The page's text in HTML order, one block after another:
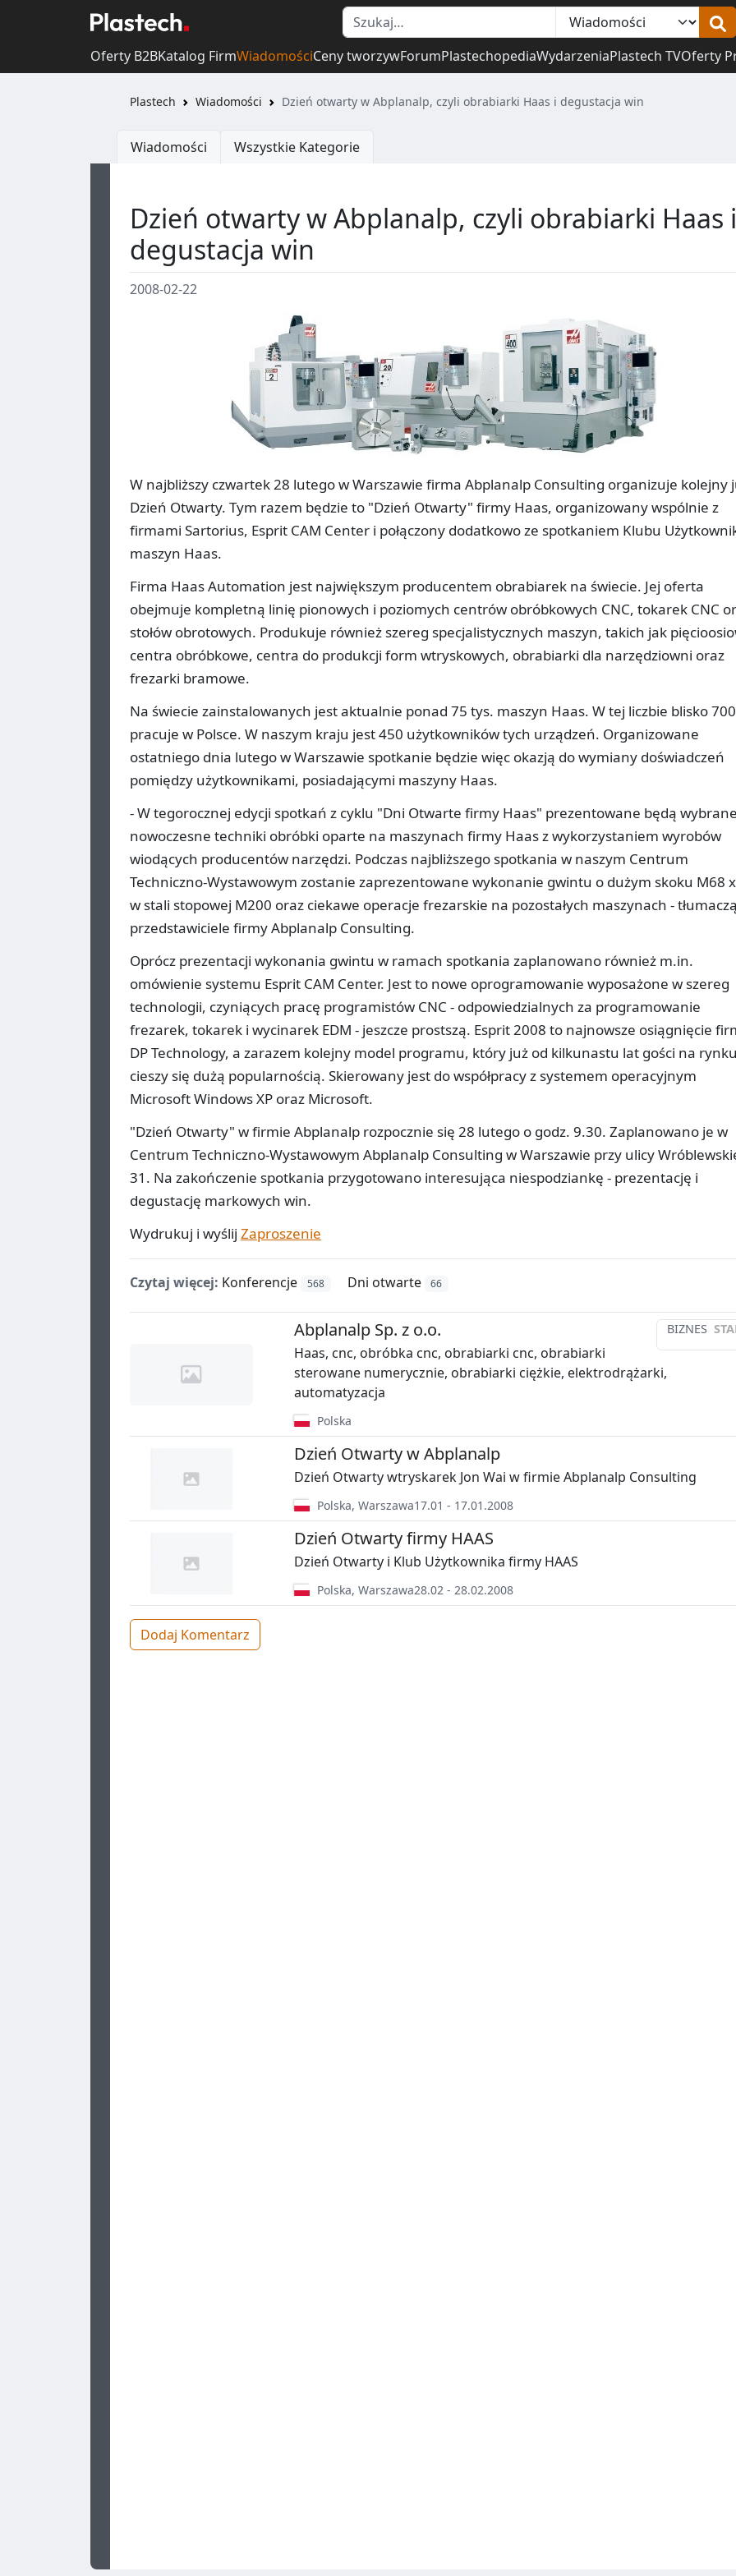
Oferty B2BKatalog FirmWiadomościCeny tworzywForumPlastechopediaWydarzeniaPlastech TVOferty
Plastech Wiadomości Dzień otwarty w Abplanalp, czyli obrabiarki Haas i degustacja win
Wiadomości Wszystkie Kategorie
Dzień otwarty w Abplanalp, czyli obrabiarki Haas i
degustacja win
2008-02-22
W najbliższy czwartek 28 lutego w Warszawie firma Abplanalp Consulting organizuje kolejny
Dzień Otwarty. Tym razem będzie to "Dzień Otwarty" firmy Haas, organizowany wspólnie z
firmami Sartorius, Esprit CAM Center i połączony dodatkowo ze spotkaniem Klubu
maszyn Haas.
Firma Haas Automation jest największym producentem obrabiarek na świecie. Jej oferta
obejmuje kompletną linię pionowych i poziomych centrów obróbkowych CNC, tokarek CNC
stołów obrotowych. Produkuje również szereg specjalistycznych maszyn, takich jak
centra obróbkowe, centra do produkcji form wtryskowych, obrabiarki dla narzędziowni oraz
frezarki bramowe.
Na świecie zainstalowanych jest aktualnie ponad 75 tys. maszyn Haas. W tej liczbie blisko 700
pracuje w Polsce. W naszym kraju jest 450 użytkowników tych urządzeń. Organizowane
ostatniego dnia lutego w Warszawie spotkanie będzie więc okazją do wymiany doświadczeń
pomiędzy użytkownikami, posiadającymi maszyny Haas.
- W tegorocznej edycji spotkań z cyklu "Dni Otwarte firmy Haas" prezentowane będą wybrane
nowoczesne techniki obróbki oparte na maszynach firmy Haas z wykorzystaniem wyrobów
wiodących producentów narzędzi. Podczas najbliższego spotkania w naszym Centrum
Techniczno-Wystawowym zostanie zaprezentowane wykonanie gwintu o dużym skoku M68
w stali stopowej M200 oraz ciekawe operacje frezarskie na pozostałych maszynach - tłumaczą
przedstawiciele firmy Abplanalp Consulting.
Oprócz prezentacji wykonania gwintu w ramach spotkania zaplanowano również m.in.
omówienie systemu Esprit CAM Center. Jest to nowe oprogramowanie wyposażone w szereg
technologii, czyniących pracę programistów CNC - odpowiedzialnych za programowanie
frezarek, tokarek i wycinarek EDM - jeszcze prostszą. Esprit 2008 to najnowsze osiągnięcie
DP Technology, a zarazem kolejny model programu, który już od kilkunastu lat gości na
cieszy się dużą popularnością. Skierowany jest do współpracy z systemem operacyjnym
Microsoft Windows XP oraz Microsoft.
"Dzień Otwarty" w firmie Abplanalp rozpocznie się 28 lutego o godz. 9.30. Zaplanowano je w
Centrum Techniczno-Wystawowym Abplanalp Consulting w Warszawie przy ulicy
31. Na zakończenie spotkania przygotowano interesująca niespodziankę - prezentację i
degustację markowych win.
Wydrukuj i wyślij Zaproszenie
Czytaj więcej: Konferencje 568 Dni otwarte 66
BIZNES
Abplanalp Sp. z o.o.
Haas, cnc, obróbka cnc, obrabiarki cnc, obrabiarki
sterowane numerycznie, obrabiarki ciężkie, elektrodrążarki,
automatyzacja
Polska
Dzień Otwarty w Abplanalp
Dzień Otwarty wtryskarek Jon Wai w firmie Abplanalp Consulting
Polska, Warszawa17.01 - 17.01.2008
Dzień Otwarty firmy HAAS
Dzień Otwarty i Klub Użytkownika firmy HAAS
Polska, Warszawa28.02 - 28.02.2008
Dodaj Komentarz